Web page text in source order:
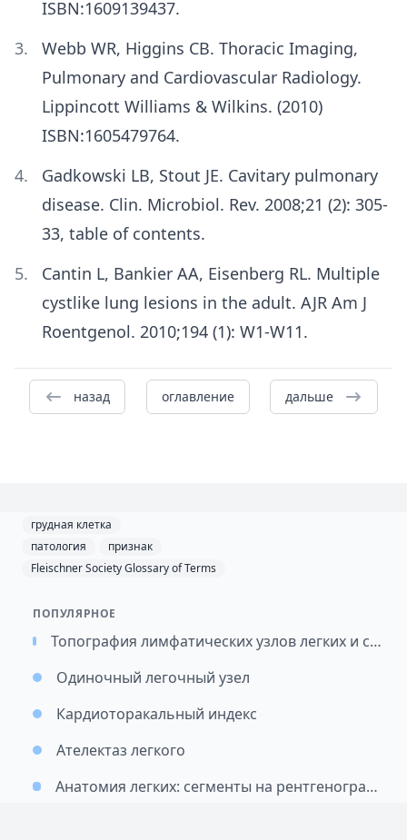
ISBN:1609139437.
Webb WR, Higgins CB. Thoracic Imaging,
Pulmonary and Cardiovascular Radiology.
Lippincott Williams & Wilkins. (2010)
ISBN:1605479764.
Gadkowski LB, Stout JE. Cavitary pulmonary
disease. Clin. Microbiol. Rev. 2008;21 (2): 305-
33, table of contents.
Cantin L, Bankier AA, Eisenberg RL. Multiple
cystlike lung lesions in the adult. AJR Am J
Roentgenol. 2010;194 (1): W1-W11.
назад оглавление дальше
грудная клетка
патология
признак
Fleischner Society Glossary of Terms
ПОПУЛЯРНОЕ
Топография лимфатических узлов легких и средостения / Картирование лимфатических узлов при раке легкого (перевод)
Одиночный легочный узел
Кардиоторакальный индекс
Ателектаз легкого
Анатомия легких: сегменты на рентгенограмме и КТ